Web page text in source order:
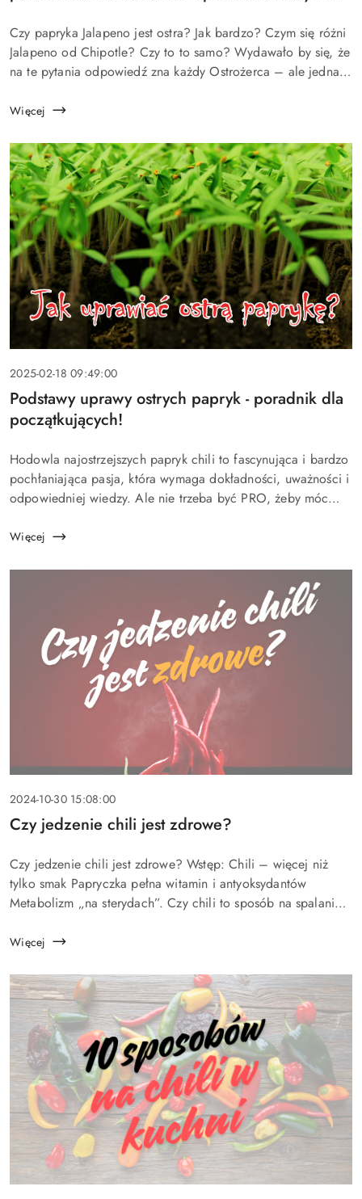
Treść
artykułu:
Czy papryka Jalapeno jest ostra? Jak bardzo? Czym się różni
Jalapeno od Chipotle? Czy to to samo? Wydawało by się, że
na te pytania odpowiedź zna każdy Ostrożerca – ale jednak
kr&oacut...
Więcej
Data
dodania:
2025-02-18 09:49:00
Tytuł
artykułu:
Podstawy uprawy ostrych papryk - poradnik dla
początkujących!
Treść
artykułu:
Hodowla najostrzejszych papryk chili to fascynująca i bardzo
pochłaniająca pasja, która wymaga dokładności, uważności i
odpowiedniej wiedzy. Ale nie trzeba być PRO, żeby móc
dawka wie...
Więcej
Data
dodania:
2024-10-30 15:08:00
Tytuł
artykułu:
Czy jedzenie chili jest zdrowe?
Treść
artykułu:
Czy jedzenie chili jest zdrowe? Wstęp: Chili – więcej niż
tylko smak Papryczka pełna witamin i antyoksydantów
Metabolizm „na sterydach”. Czy chili to sposób na spalanie
Więcej